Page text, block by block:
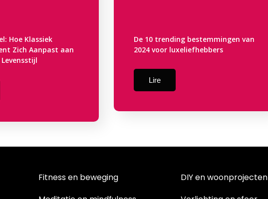
Hoe Klassiek
Zich Aanpast aan
De 10 trending bestemmingen van
2024 voor luxeliefhebbers
Lire
Fitness en beweging
DIY en woonprojecten